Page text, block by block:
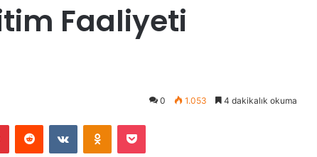
Faaliyeti
0 1.053 4 dakikalık okuma
VKontakte